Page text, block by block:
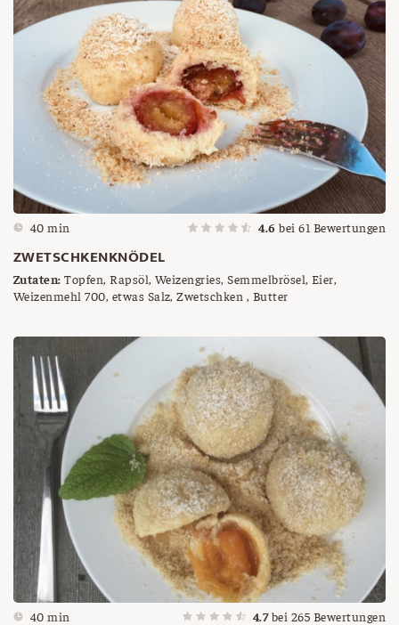
40 min 4.6 bei61 Bewertungen
ZWETSCHKENKNÖDEL
Zutaten: Topfen, Rapsöl, Weizengries, Semmelbrösel, Eier,
Weizenmehl 700, etwas Salz, Zwetschken , Butter
40 min 4.7 bei 265 Bewertungen